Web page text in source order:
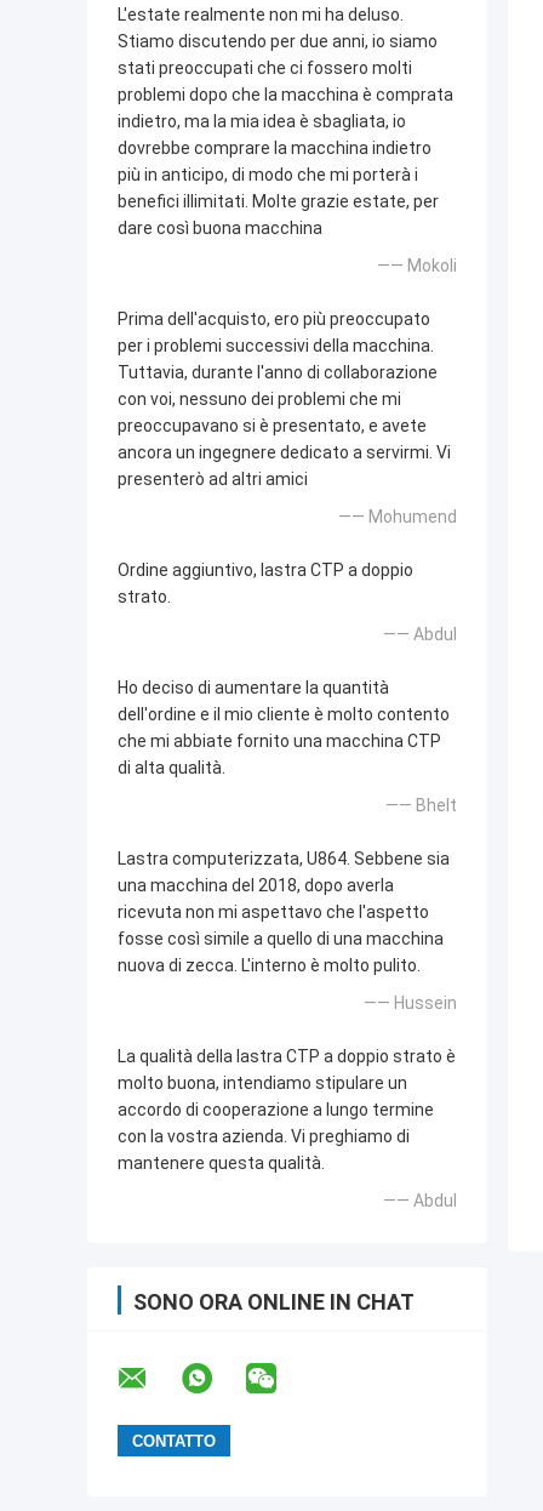
L'estate realmente non mi ha deluso.
Stiamo discutendo per due anni, io siamo
stati preoccupati che ci fossero molti
problemi dopo che la macchina è comprata
indietro, ma la mia idea è sbagliata, io
dovrebbe comprare la macchina indietro
più in anticipo, di modo che mi porterà i
benefici illimitati. Molte grazie estate, per
dare così buona macchina
—— Mokoli
Prima dell'acquisto, ero più preoccupato
per i problemi successivi della macchina.
Tuttavia, durante l'anno di collaborazione
con voi, nessuno dei problemi che mi
preoccupavano si è presentato, e avete
ancora un ingegnere dedicato a servirmi. Vi
presenterò ad altri amici
—— Mohumend
Ordine aggiuntivo, lastra CTP a doppio
strato.
—— Abdul
Ho deciso di aumentare la quantità
dell'ordine e il mio cliente è molto contento
che mi abbiate fornito una macchina CTP
di alta qualità.
—— Bhelt
Lastra computerizzata, U864. Sebbene sia
una macchina del 2018, dopo averla
ricevuta non mi aspettavo che l'aspetto
fosse così simile a quello di una macchina
nuova di zecca. L'interno è molto pulito.
—— Hussein
La qualità della lastra CTP a doppio strato è
molto buona, intendiamo stipulare un
accordo di cooperazione a lungo termine
con la vostra azienda. Vi preghiamo di
mantenere questa qualità.
—— Abdul
SONO ORA ONLINE IN CHAT